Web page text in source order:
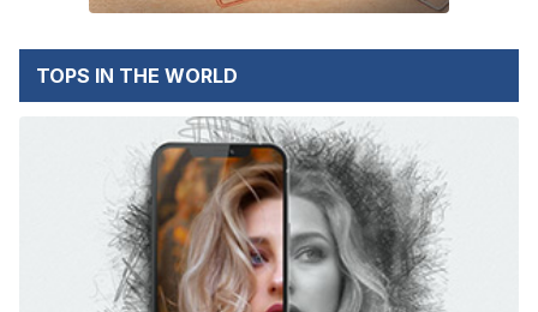
TOPS IN THE WORLD